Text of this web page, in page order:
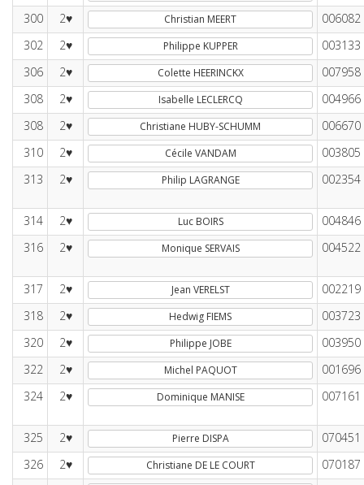
300
2♥ Christian MEERT
006082
302
2♥ Philippe KUPPER
003133
306
2♥ Colette HEERINCKX
007958
308
2♥ Isabelle LECLERCQ
004966
308
2♥ Christiane HUBY-SCHUMM
006670
310
2♥ Cécile VANDAM
003805
313
2♥ Philip LAGRANGE 002354
314 2♥ Luc BOIRS
004846
316
2♥ Monique SERVAIS 004522
317 2♥ Jean VERELST
002219
318
2♥ Hedwig FIEMS
003723
320
2♥ Philippe JOBE
003950
322
2♥ Michel PAQUOT
001696
324
2♥ Dominique MANISE 007161
325 2♥ Pierre DISPA
070451
326
2♥ Christiane DE LE COURT
070187